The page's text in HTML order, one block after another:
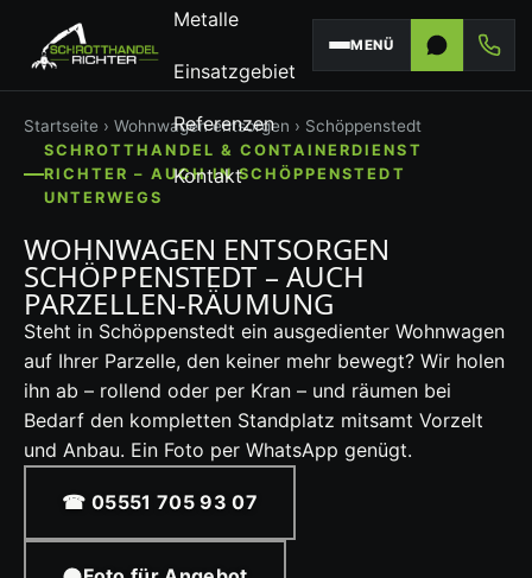
Metalle
Einsatzgebiet
Referenzen
Kontakt
MENÜ
Startseite › Wohnwagen entsorgen › Schöppenstedt
SCHROTTHANDEL & CONTAINERDIENST
RICHTER – AUCH IN SCHÖPPENSTEDT
UNTERWEGS
WOHNWAGEN ENTSORGEN
SCHÖPPENSTEDT – AUCH
PARZELLEN-RÄUMUNG
Steht in Schöppenstedt ein ausgedienter Wohnwagen
auf Ihrer Parzelle, den keiner mehr bewegt? Wir holen
ihn ab – rollend oder per Kran – und räumen bei
Bedarf den kompletten Standplatz mitsamt Vorzelt
und Anbau. Ein Foto per WhatsApp genügt.
☎ 05551 705 93 07